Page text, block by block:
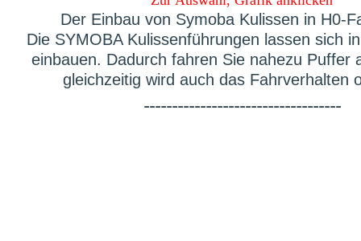
Der Einbau von Symoba Kulissen in H0-
Die SYMOBA Kulissenführungen lassen sich
einbauen. Dadurch fahren Sie nahezu Puffer
gleichzeitig wird auch das Fahrverhalten
-----------------------------------